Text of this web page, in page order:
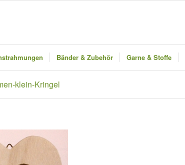
Bänder & Zubehör Garne & Stoffe
klein-Kringel